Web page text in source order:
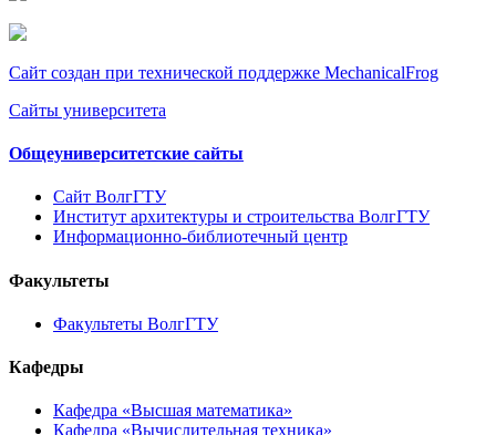
Сайт создан при технической поддержке MechanicalFrog
Сайты университета
Общеуниверситетские сайты
Сайт ВолгГТУ
Институт архитектуры и строительства ВолгГТУ
Информационно-библиотечный центр
Факультеты
Факультеты ВолгГТУ
Кафедры
Кафедра «Высшая математика»
Кафедра «Вычислительная техника»